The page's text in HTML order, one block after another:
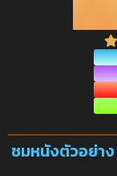
ชมหนังตัวอย่าง